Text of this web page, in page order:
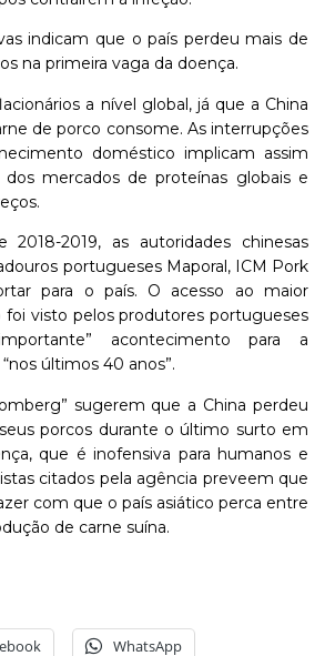
indicam que o país perdeu mais de
na primeira vaga da doença.
a nível global, já que a China
de porco consome. As interrupções
doméstico implicam assim
dos mercados de proteínas globais e
2019, as autoridades chinesas
portugueses Maporal, ICM Pork
para o país. O acesso ao maior
visto pelos produtores portugueses
acontecimento para a
últimos 40 anos”.
sugerem que a China perdeu
porcos durante o último surto em
que é inofensiva para humanos e
citados pela agência preveem que
com que o país asiático perca entre
de carne suína.
WhatsApp